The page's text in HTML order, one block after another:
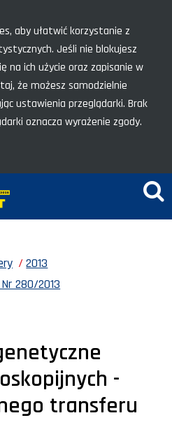
aby ułatwić korzystanie z
Jeśli nie blokujesz
na ich użycie oraz zapisanie w
że możesz samodzielnie
ustawienia przeglądarki. Brak
oznacza wyrażenie zgody.
2013
280/2013
-
transferu